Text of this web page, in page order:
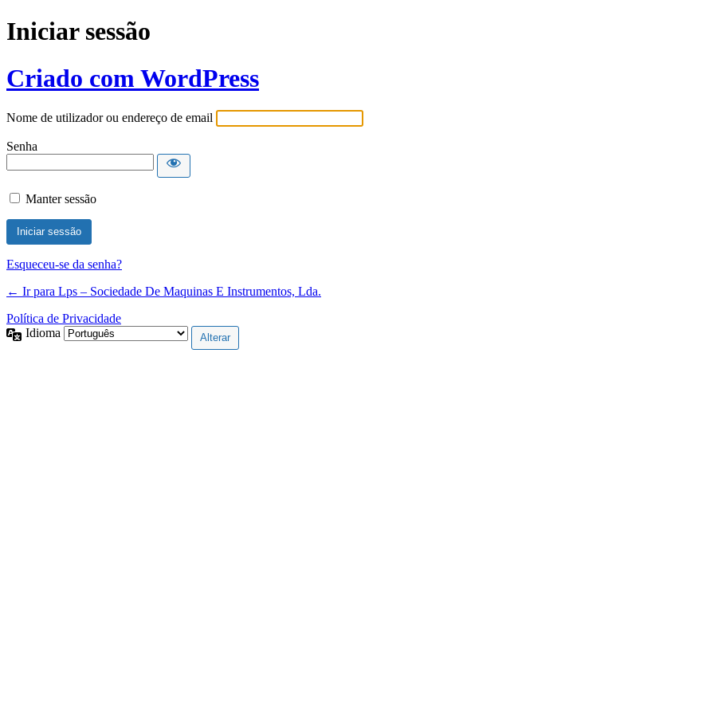
Iniciar sessão
Criado com WordPress
Nome de utilizador ou endereço de email
Senha
Manter sessão
Esqueceu-se da senha?
← Ir para Lps – Sociedade De Maquinas E Instrumentos, Lda.
Política de Privacidade
Idioma